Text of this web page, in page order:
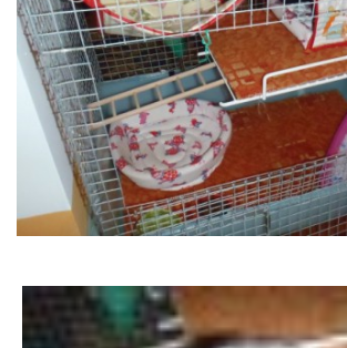
V PÉČI
VIRTUÁLNÍ ADOPCE
V NOVÝCH DOMOVECH
DFD - DOMOV FRETČÍCH DŮCHODCŮ
PODMÍNKY PŘEVZETÍ FRETKY.